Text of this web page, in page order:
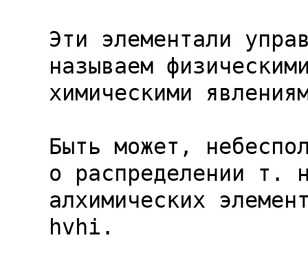
Эти элементали
называем
химическими
Быть может,
о распределении т.
hvhi .